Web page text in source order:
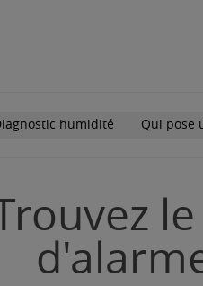
humidité Qui pose